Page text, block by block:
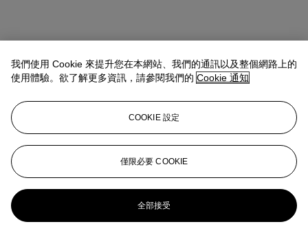
Winsy Tsang（曾慧思）SVP, Head of Department, Asia Pacific
查閱狀況報告或聯絡我們查詢更多拍品資料
wtsang@christies.com
登入
瀏覽狀況報告
更多來自 典雅傳承: 手袋及配飾
我們使用 Cookie 來提升您在本網站、我們的通訊以及整個網路上的
使用體驗。欲了解更多資訊，請參閱我們的 Cookie 通知
COOKIE 設定
僅限必要 COOKIE
全部接受